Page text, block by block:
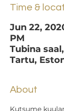
Time &
Jun 22,
PM
Tubina
Tartu,
About
Kutsume